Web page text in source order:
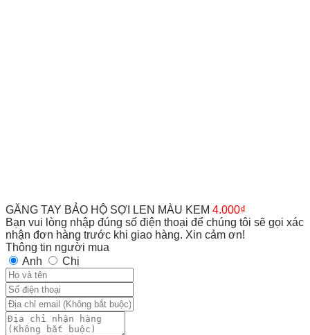
GĂNG TAY BẢO HỘ SỢI LEN MÀU KEM 4.000₫
Bạn vui lòng nhập đúng số điện thoại để chúng tôi sẽ gọi xác
nhận đơn hàng trước khi giao hàng. Xin cảm ơn!
Thông tin người mua
Anh
Chị